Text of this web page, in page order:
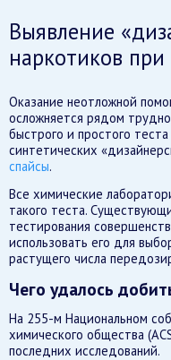
Выявление
наркотиков
Оказание неотложной
осложняется рядом
быстрого и простого
синтетических
спайсы.
Все химические
такого теста.
тестирования
использовать его для
растущего числа
Чего удалось
На 255-м Национальном
химического общества
последних исследований.